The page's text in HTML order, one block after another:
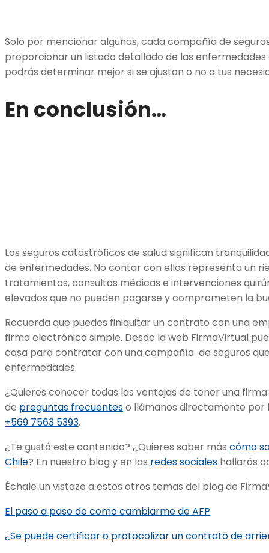
Solo por mencionar algunas, cada compañía de
proporcionar un listado detallado de las
podrás determinar mejor si se ajustan o no a tus
En conclusión…
Los seguros catastróficos de salud significan
de enfermedades. No contar con ellos representa un
tratamientos, consultas médicas e intervenciones
elevados que no pueden pagarse y comprometen la
Recuerda que puedes finiquitar un contrato con una
firma electrónica simple. Desde la web FirmaVirtual
casa para contratar con una compañía de seguros
enfermedades.
¿Quieres conocer todas las ventajas de tener una
de preguntas frecuenteso llámanos directamente por
+569 7563 5393.
¿Te gustó este contenido? ¿Quieres saber más cómo
Chile? En nuestro blog y en las redes sociales hallarás
Échale un vistazo a estos otros temas del blog de
El paso a paso de como cambiarme de AFP
¿Se puede certificar o protocolizar un contrato de